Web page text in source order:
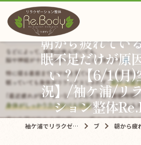
朝から疲れてい
眠不足だけが原
い？/【6/1(月)
況】/袖ケ浦/リ
ション整体
袖ケ浦でリラクゼーションならリラクゼーション整体Re.Body ブログ 朝から疲れているのは睡眠不足